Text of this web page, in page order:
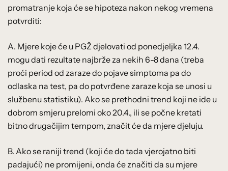
promatranje koja će se hipoteza nakon nekog vremena
potvrditi:
A. Mjere koje će u PGŽ djelovati od ponedjeljka 12.4.
mogu dati rezultate najbrže za nekih 6-8 dana (treba
proći period od zaraze do pojave simptoma pa do
odlaska na test, pa do potvrđene zaraze koja se unosi u
službenu statistiku). Ako se prethodni trend koji ne ide u
dobrom smjeru prelomi oko 20.4., ili se počne kretati
bitno drugačijim tempom, značit će da mjere djeluju.
B. Ako se raniji trend (koji će do tada vjerojatno biti
padajući) ne promijeni, onda će značiti da su mjere